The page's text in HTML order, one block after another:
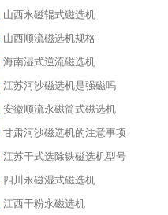
山西永磁辊式磁选机
山西顺流磁选机规格
海南湿式逆流磁选机
江苏河沙磁选机是强磁吗
安徽顺流永磁筒式磁选机
甘肃河沙磁选机的注意事项
江苏干式选除铁磁选机型号
四川永磁湿式磁选机
江西干粉永磁选机